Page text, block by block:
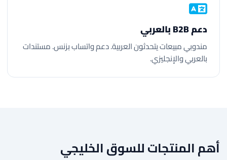
دعم B2B بالعربي
مندوبي مبيعات يتحدثون العربية. دعم واتساب بزنس. مستندات
بالعربي والإنجليزي.
أهم المنتجات للسوق الخليجي